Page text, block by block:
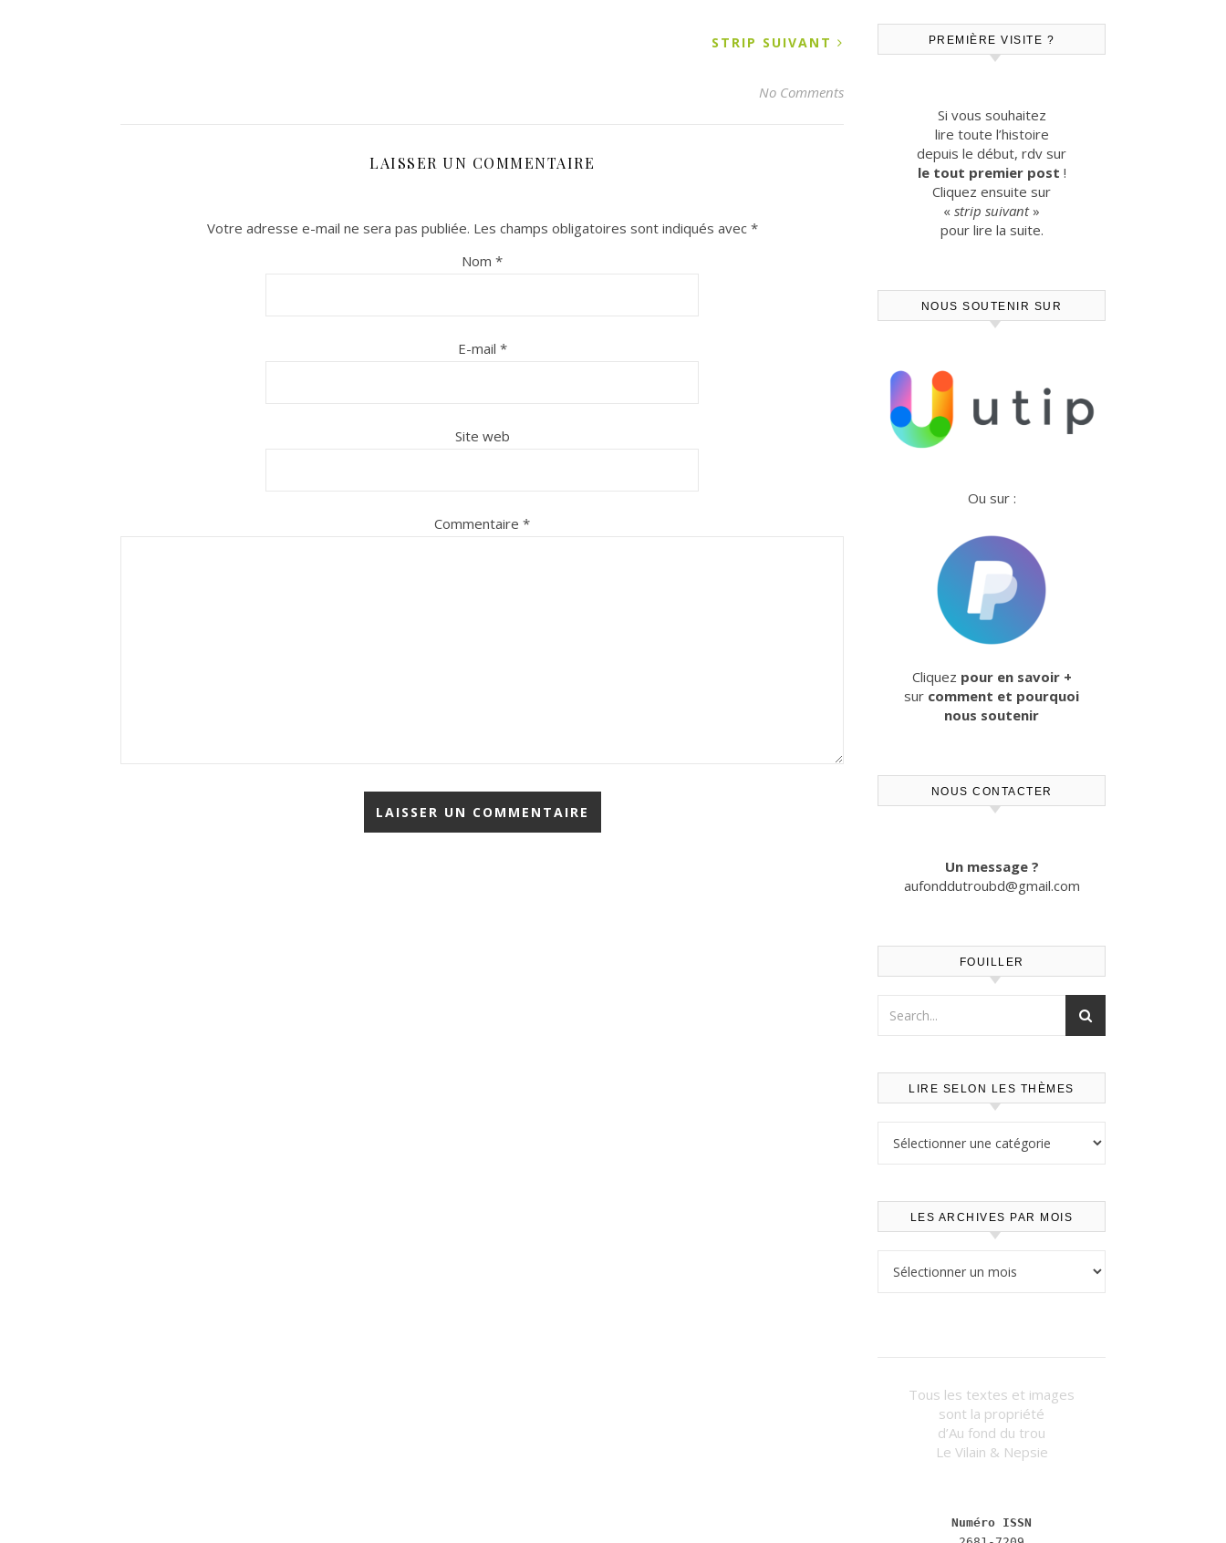
STRIP SUIVANT
No Comments
LAISSER UN COMMENTAIRE
Votre adresse e-mail ne sera pas publiée. Les champs obligatoires sont indiqués avec *
Nom *
E-mail *
Site web
Commentaire *
PREMIÈRE VISITE ?
Si vous souhaitez
lire toute l’histoire
depuis le début, rdv sur
le tout premier post !
Cliquez ensuite sur
« strip suivant»
pour lire la suite.
NOUS SOUTENIR SUR
Ou sur :
Cliquez pour en savoir +
sur comment et pourquoi
nous soutenir
NOUS CONTACTER
Un message ?
aufonddutroubd@gmail.com
FOUILLER
LIRE SELON LES THÈMES
LES ARCHIVES PAR MOIS
Tous les textes et images
sont la propriété
d’Au fond du trou
Le Vilain & Nepsie
Numéro ISSN